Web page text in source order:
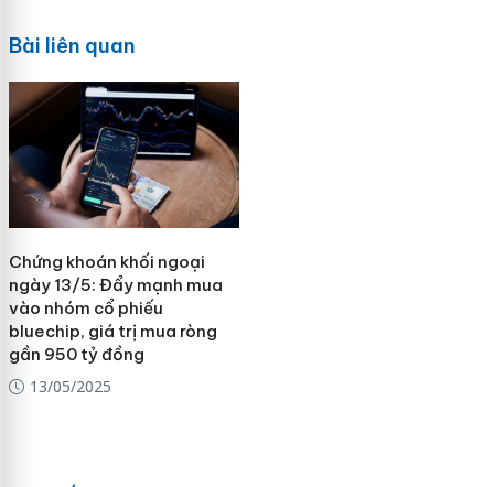
Bài liên quan
Chứng khoán khối ngoại
ngày 13/5: Đẩy mạnh mua
vào nhóm cổ phiếu
bluechip, giá trị mua ròng
gần 950 tỷ đồng
13/05/2025